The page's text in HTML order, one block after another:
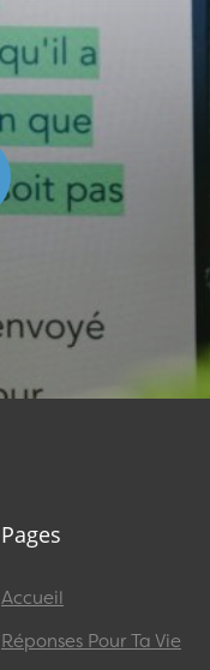
Pages
Accueil
Réponses Pour Ta Vie